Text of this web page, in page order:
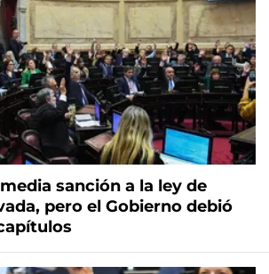
sanción a la ley de
pero el Gobierno debió